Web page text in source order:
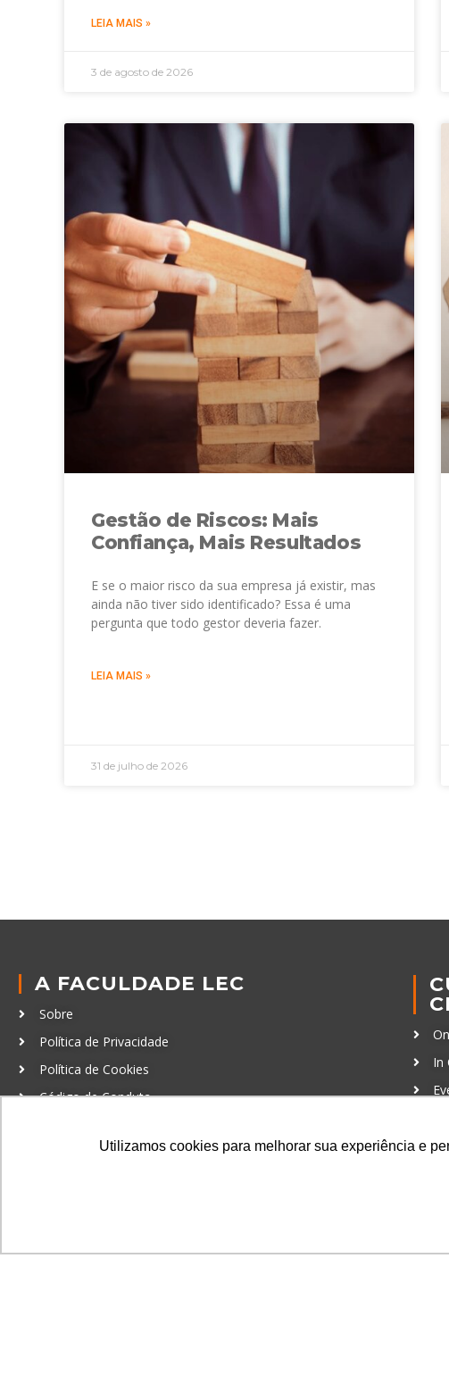
Utilizamos cookies para melhorar sua experiência e
LEIA MAIS »
3 de agosto de 2026
Gestão de Riscos: Mais
Confiança, Mais Resultados
E se o maior risco da sua empresa já existir, mas
ainda não tiver sido identificado? Essa é uma
pergunta que todo gestor deveria fazer.
LEIA MAIS »
31 de julho de 2026
A FACULDADE LEC
Sobre
Política de Privacidade
Política de Cookies
Código de Conduta
In